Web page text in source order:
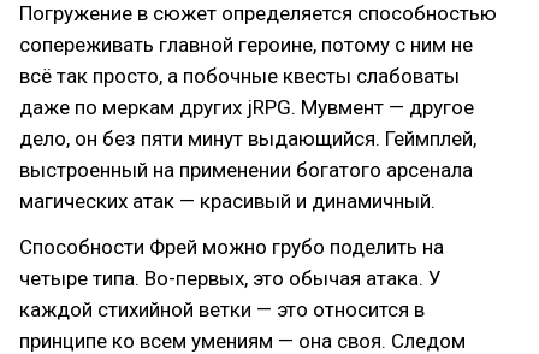
Погружение в сюжет определяется способностью
сопереживать главной героине, потому с ним не
всё так просто, а побочные квесты слабоваты
даже по меркам других jRPG. Мувмент — другое
дело, он без пяти минут выдающийся. Геймплей,
выстроенный на применении богатого арсенала
магических атак — красивый и динамичный.
Способности Фрей можно грубо поделить на
четыре типа. Во-первых, это обычая атака. У
каждой стихийной ветки — это относится в
принципе ко всем умениям — она своя. Следом